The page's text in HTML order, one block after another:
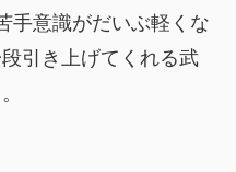
手意識がだいぶ軽くな
引き上げてくれる武